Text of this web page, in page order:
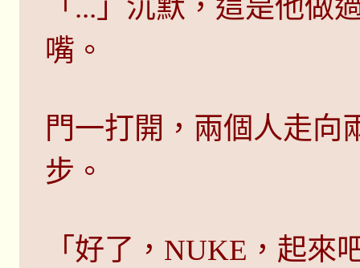
「...」沉默，這是他做
嘴。
門一打開，兩個人走向
步。
「好了，NUKE，起來